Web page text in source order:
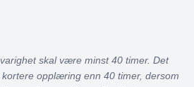
skal være minst 40 timer. Det
opplæring enn 40 timer, dersom